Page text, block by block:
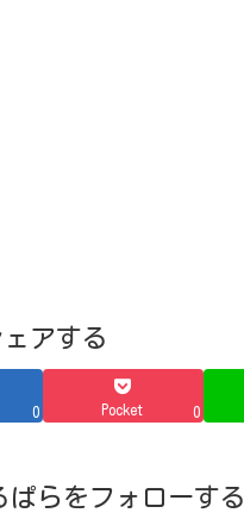
ェアする
0 Pocket 0
ぱらをフォローする